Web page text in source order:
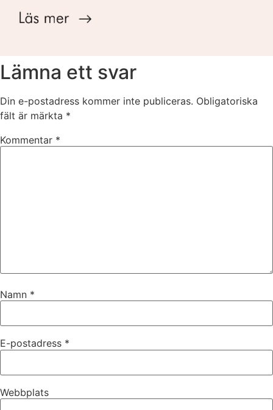
Lämna ett svar
Din e-postadress kommer inte publiceras. Obligatoriska
fält är märkta *
Kommentar *
Namn *
E-postadress *
Webbplats